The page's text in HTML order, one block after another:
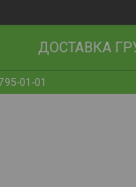
ДОСТАВКА
01-01